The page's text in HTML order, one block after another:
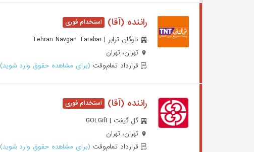
راننده (آقا)
ناوگان ترابر | Tehran Navgan Tarabar
تهران، تهران
قرارداد تمام‌وقت (برای مشاهده حقوق وارد شوید)
راننده (آقا)
گل گیفت | GOLGift
تهران، تهران
قرارداد تمام‌وقت (برای مشاهده حقوق وارد شوید)